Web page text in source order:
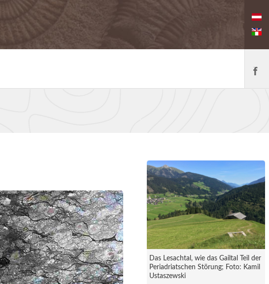
Das Lesachtal, wie das Gailtal Teil der
Periadriatschen Störung; Foto: Kamil
Ustaszewski